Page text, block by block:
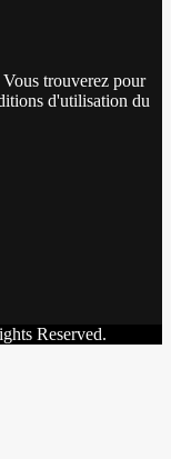
trouverez pour
d'utilisation du
Reserved.